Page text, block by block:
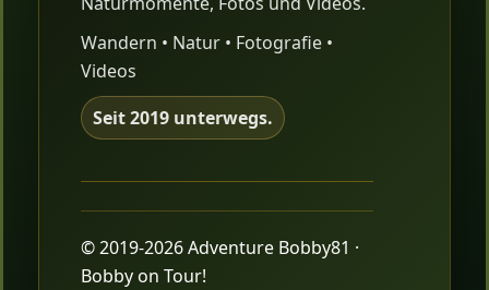
Wandern • Natur • Fotografie •
Videos
Seit 2019 unterwegs.
© 2019-2026 Adventure Bobby81 ·
Bobby on Tour!